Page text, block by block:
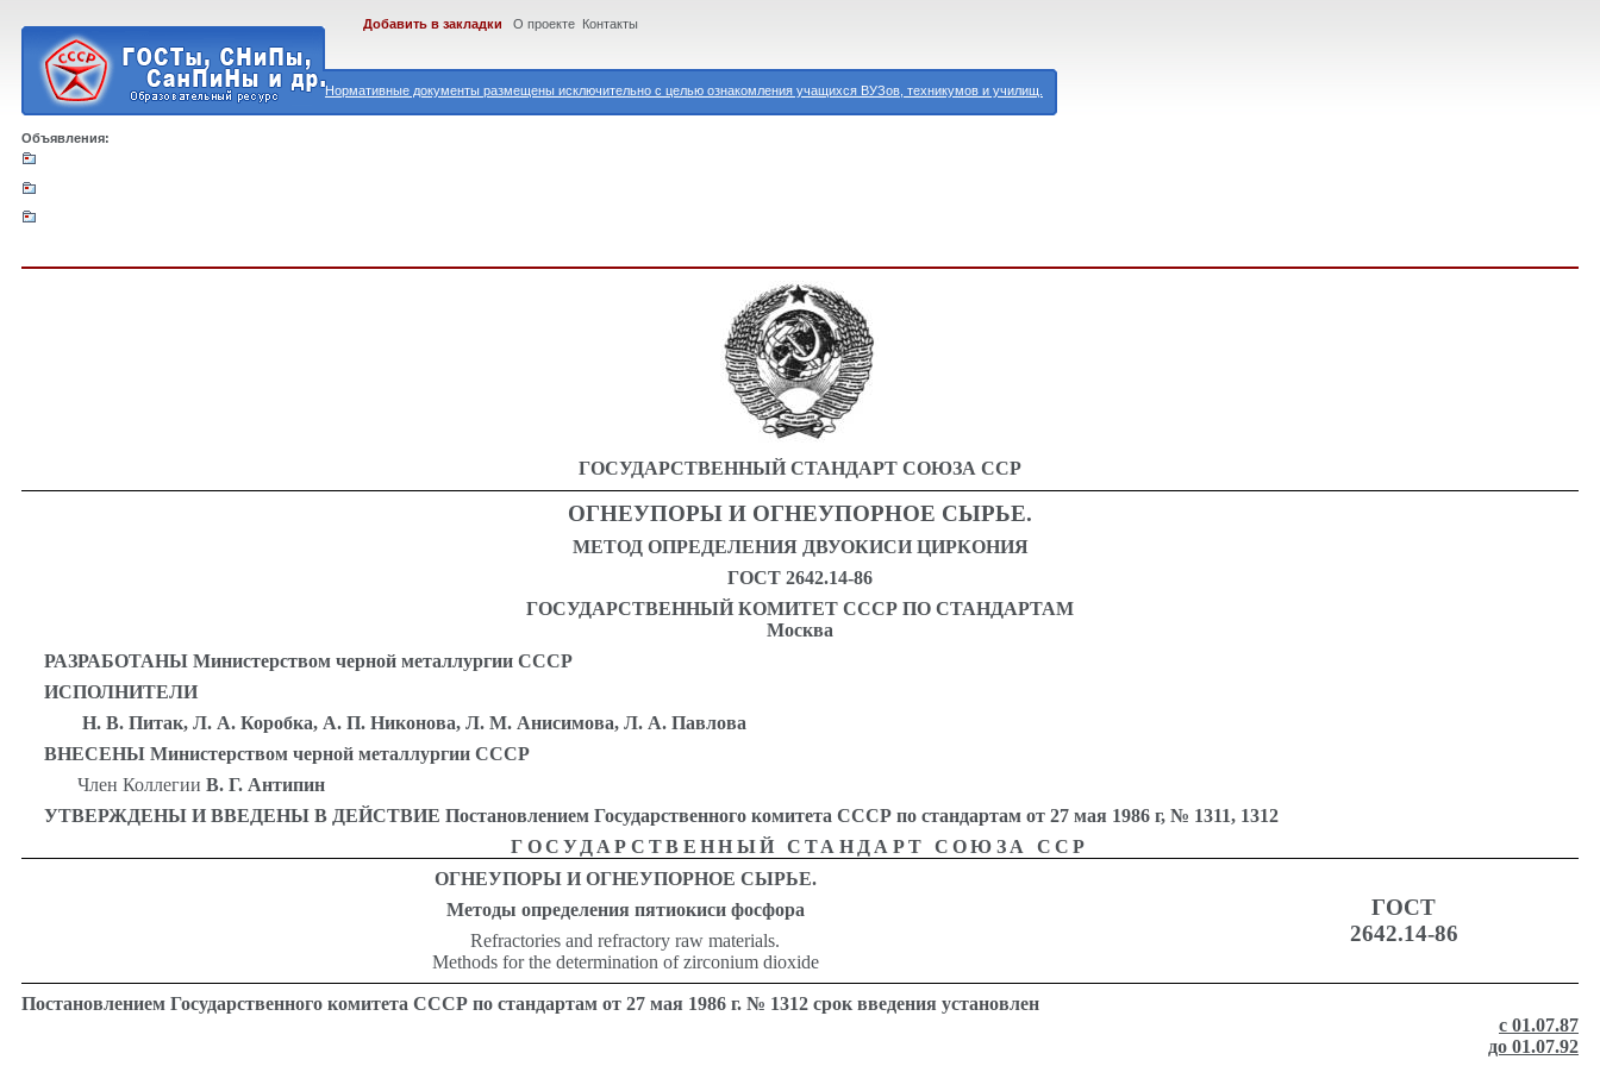
Нормативные документы размещены исключительно с целью ознакомления учащихся ВУЗов, техникумов и училищ.
Добавить в закладки О проекте Контакты
Объявления:
ГОСУДАРСТВЕННЫЙ СТАНДАРТ СОЮЗА ССР
ОГНЕУПОРЫ И ОГНЕУПОРНОЕ СЫРЬЕ.
МЕТОД ОПРЕДЕЛЕНИЯ ДВУОКИСИ ЦИРКОНИЯ
ГОСТ 2642.14-86
ГОСУДАРСТВЕННЫЙ КОМИТЕТ СССР ПО СТАНДАРТАМ
Москва
РАЗРАБОТАНЫ Министерством черной металлургии СССР
ИСПОЛНИТЕЛИ
Н. В. Питак, Л. А. Коробка, А. П. Никонова, Л. М. Анисимова, Л. А. Павлова
ВНЕСЕНЫ Министерством черной металлургии СССР
Член КоллегииВ. Г. Антипин
УТВЕРЖДЕНЫ И ВВЕДЕНЫ В ДЕЙСТВИЕ Постановлением Государственного комитета СССР по стандартам от 27 мая 1986 г, № 1311, 1312
ГОСУДАРСТВЕННЫЙ СТАНДАРТ СОЮЗА ССР
ОГНЕУПОРЫ И ОГНЕУПОРНОЕ СЫРЬЕ.
Методы определения пятиокиси фосфора
Refractories and refractory raw materials.
Methods for the determination of zirconium dioxide
ГОСТ
2642.14-86
Постановлением Государственного комитета СССР по стандартам от 27 мая 1986 г. № 1312 срок введения установлен
с 01.07.87
до 01.07.92